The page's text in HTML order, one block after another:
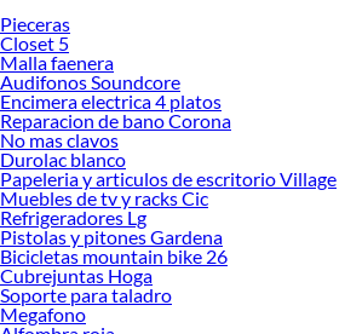
Desde remodelaciones hasta proyectos de
tus ideas realidad. ¡Visítanos y encuentra todo lo
Termos!
Explora la variedad de productos de Termos en
Herramientas, materiales y accesorios de calidad
renovación de espacios. ¡Visítanos y descubre todo
ofrecerte!
Encuentra una amplia variedad de productos de
todo lo necesario para tus proyectos de renovación
haz tus ideas realidad!
Pieceras
Closet 5
Malla faenera
Audifonos Soundcore
Encimera electrica 4 platos
Reparacion de bano Corona
No mas clavos
Durolac blanco
Papeleria y articulos de escritorio Village
Muebles de tv y racks Cic
Refrigeradores Lg
Pistolas y pitones Gardena
Bicicletas mountain bike 26
Cubrejuntas Hoga
Soporte para taladro
Megafono